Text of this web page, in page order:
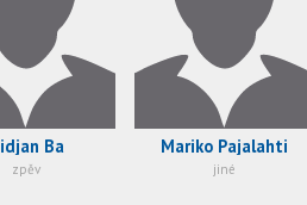
Ba
zpěv
Mariko Pajalahti
jiné